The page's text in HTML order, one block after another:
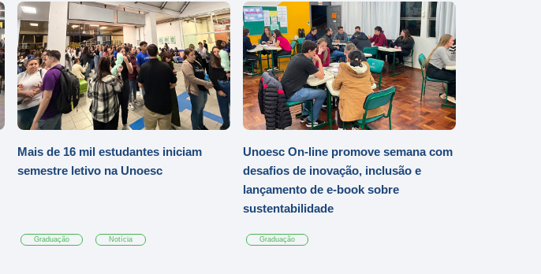
Mais de 16 mil estudantes iniciam
semestre letivo na Unoesc
Graduação Notícia
Unoesc On-line promove semana com
desafios de inovação, inclusão e
lançamento de e-book sobre
sustentabilidade
Graduação